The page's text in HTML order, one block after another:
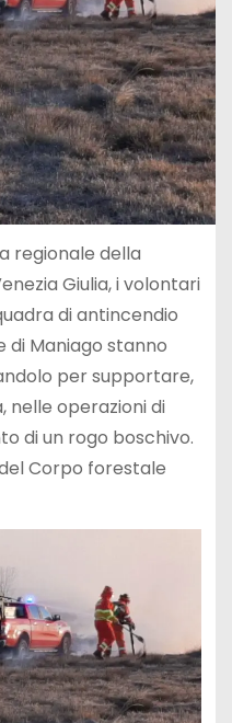
regionale della
Giulia, i volontari
di antincendio
di Maniago stanno
per supportare,
nelle operazioni di
di un rogo boschivo.
Corpo forestale